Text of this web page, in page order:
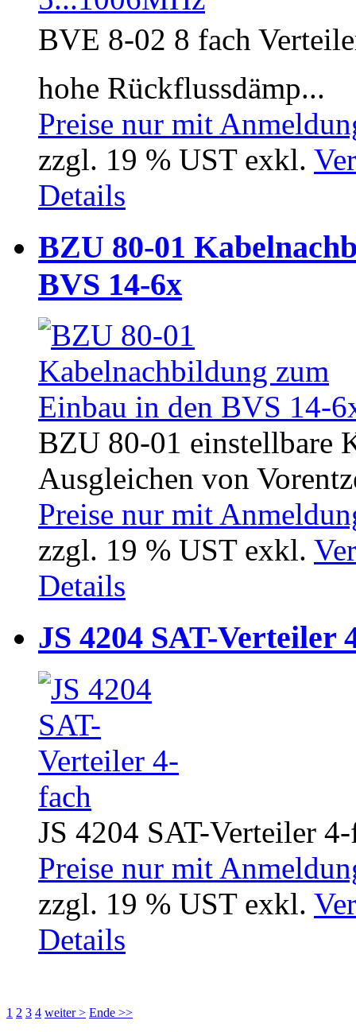
BVE 8-02 8 fach
hohe Rückflussdämp...
Preise nur mit
zzgl. 19 % UST exkl.
Details
BZU 80-01
BVS 14-6x
BZU 80-01 einstellbare
Ausgleichen von
Preise nur mit
zzgl. 19 % UST exkl.
Details
JS 4204 SAT-Verteiler
JS 4204 SAT-Verteiler
Preise nur mit
zzgl. 19 % UST exkl.
Details
1 2 3 4 weiter > Ende >>